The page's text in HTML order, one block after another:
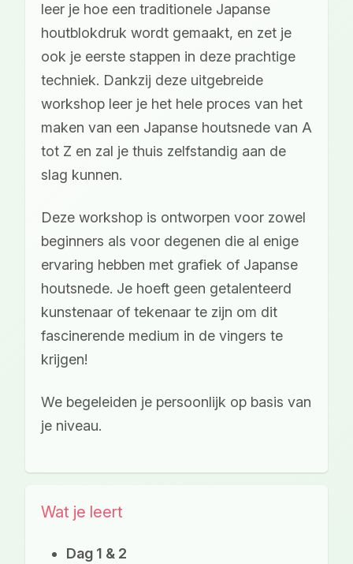
leer je hoe een traditionele Japanse
houtblokdruk wordt gemaakt, en zet je
ook je eerste stappen in deze prachtige
techniek. Dankzij deze uitgebreide
workshop leer je het hele proces van het
maken van een Japanse houtsnede van A
tot Z en zal je thuis zelfstandig aan de
slag kunnen.
Deze workshop is ontworpen voor zowel
beginners als voor degenen die al enige
ervaring hebben met grafiek of Japanse
houtsnede. Je hoeft geen getalenteerd
kunstenaar of tekenaar te zijn om dit
fascinerende medium in de vingers te
krijgen!
We begeleiden je persoonlijk op basis van
je niveau.
Wat je leert
Dag 1 & 2